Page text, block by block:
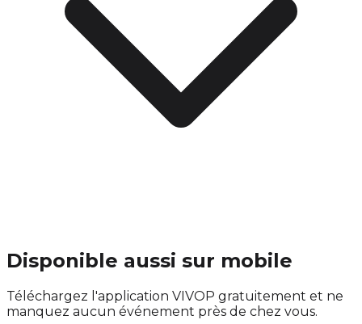
Disponible aussi sur mobile
Téléchargez l'application VIVOP gratuitement et ne
manquez aucun événement près de chez vous.